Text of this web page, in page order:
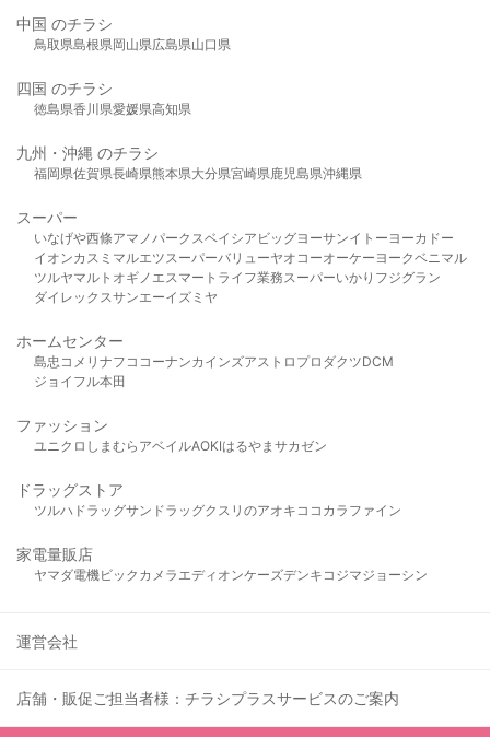
中国 のチラシ
鳥取県島根県岡山県広島県山口県
四国 のチラシ
徳島県香川県愛媛県高知県
九州・沖縄 のチラシ
福岡県佐賀県長崎県熊本県大分県宮崎県鹿児島県沖縄県
スーパー
いなげや西條アマノパークスベイシア ビッグヨーサンイトーヨーカドー
イオンカスミ マルエツスーパーバリューヤオコーオーケー ヨークベニマル
ツルヤマルト オギノ エスマート ライフ業務スーパーいかり フジグラン
ダイレックスサンエーイズミヤ
ホームセンター
島忠 コメリ ナフコ コーナンカインズアストロプロダクツDCM
ジョイフル本田
ファッション
ユニクロ しまむら アベイルAOKIはるやま サカゼン
ドラッグストア
ツルハドラッグサンドラッグクスリのアオキ ココカラファイン
家電量販店
ヤマダ電機ビックカメラ エディオンケーズデンキ コジマジョーシン
運営会社
店舗・販促ご担当者様：チラシプラスサービスのご案内